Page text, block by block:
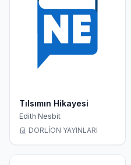
Tılsımın Hikayesi
Edith Nesbit
DORLİON YAYINLARI